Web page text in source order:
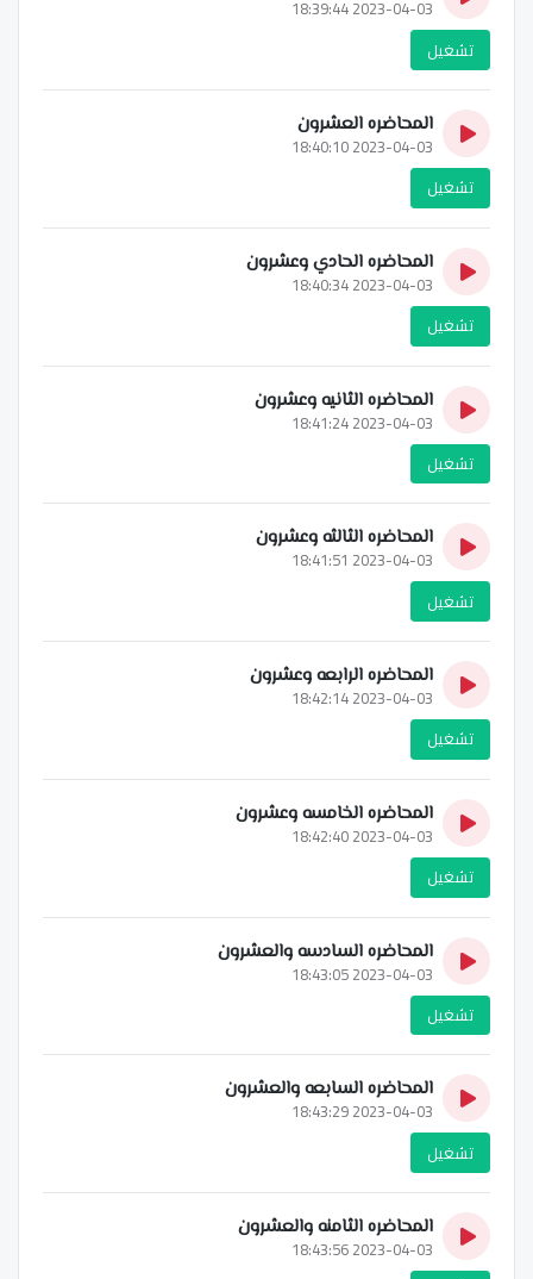
2023-04-03 18:39:44
تشغيل
المحاضره العشرون
2023-04-03 18:40:10
تشغيل
المحاضره الحادي وعشرون
2023-04-03 18:40:34
تشغيل
المحاضره الثانيه وعشرون
2023-04-03 18:41:24
تشغيل
المحاضره الثالثه وعشرون
2023-04-03 18:41:51
تشغيل
المحاضره الرابعه وعشرون
2023-04-03 18:42:14
تشغيل
المحاضره الخامسه وعشرون
2023-04-03 18:42:40
تشغيل
المحاضره السادسه والعشرون
2023-04-03 18:43:05
تشغيل
المحاضره السابعه والعشرون
2023-04-03 18:43:29
تشغيل
المحاضره الثامنه والعشرون
2023-04-03 18:43:56